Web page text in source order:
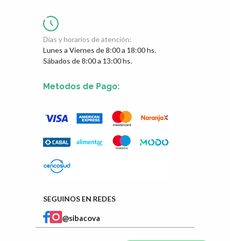
Días y horarios de atención:
Lunes a Viernes de 8:00 a 18:00 hs.
Sábados de 8:00 a 13:00 hs.
Metodos de Pago:
SEGUINOS EN REDES
@sibacova